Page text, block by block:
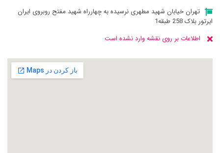
تهران خیابان شهید مطهری نرسیده به چهارراه شهید مفتح روبروی ایران
ایرتور بلاک 258 طبقه1
اطلاعات بر روی نقشه وارد نشده است